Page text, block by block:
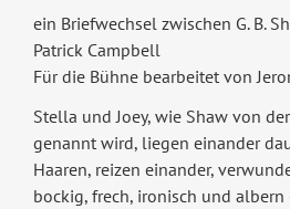
ein Briefwechsel zwischen G. B.
Patrick Campbell
Für die Bühne bearbeitet von
Stella und Joey, wie Shaw von
genannt wird, liegen einander
Haaren, reizen einander,
bockig, frech, ironisch und